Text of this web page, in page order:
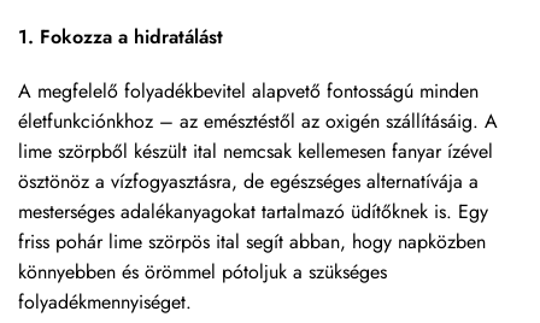
1. Fokozza a hidratálást
A megfelelő folyadékbevitel alapvető fontosságú minden
életfunkciónkhoz – az emésztéstől az oxigén szállításáig. A
lime szörpből készült ital nemcsak kellemesen fanyar ízével
ösztönöz a vízfogyasztásra, de egészséges alternatívája a
mesterséges adalékanyagokat tartalmazó üdítőknek is. Egy
friss pohár lime szörpös ital segít abban, hogy napközben
könnyebben és örömmel pótoljuk a szükséges
folyadékmennyiséget.